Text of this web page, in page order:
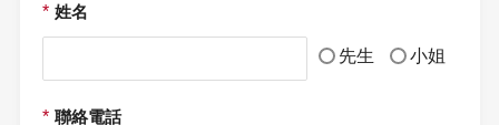
* 姓名
先生 小姐
* 聯絡電話